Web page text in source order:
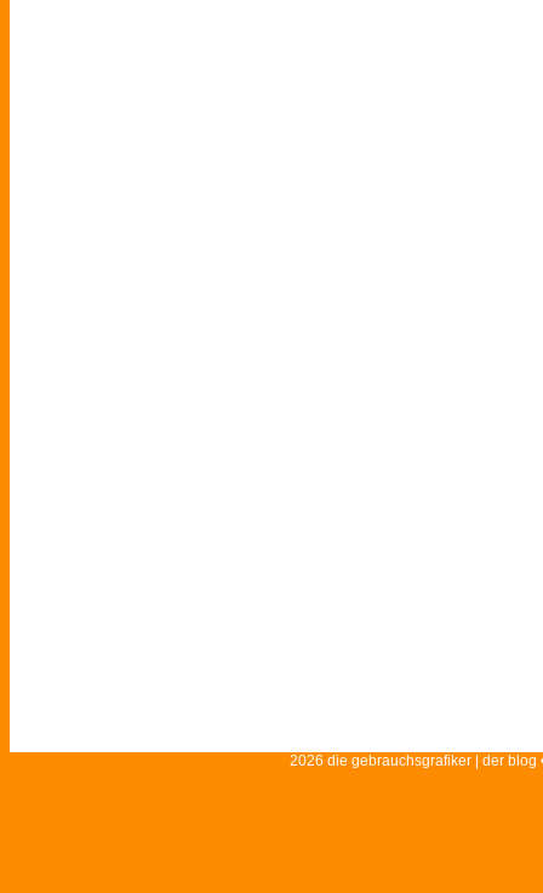
2026 die gebrauchsgrafiker | der blog